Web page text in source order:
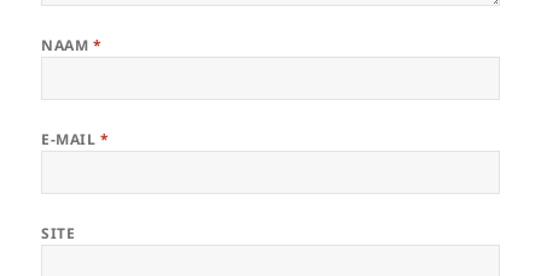
NAAM *
E-MAIL *
SITE